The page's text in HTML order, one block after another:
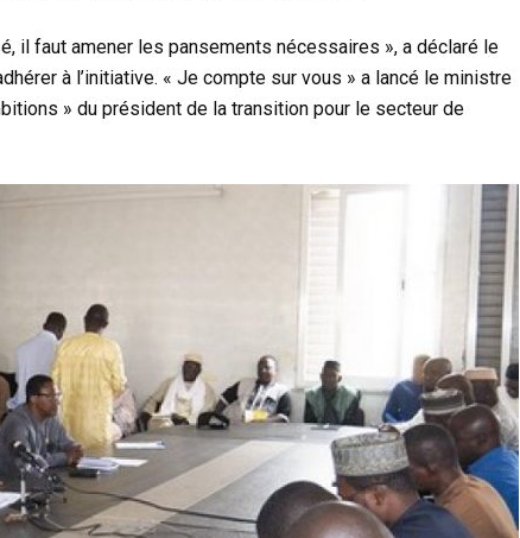
il faut amener les pansements nécessaires », a déclaré le
à l’initiative. « Je compte sur vous » a lancé le ministre
» du président de la transition pour le secteur de